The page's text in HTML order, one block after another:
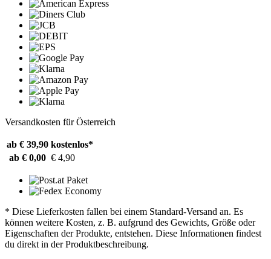
Versandkosten für Österreich
ab € 39,90 kostenlos*
ab € 0,00 € 4,90
* Diese Lieferkosten fallen bei einem Standard-Versand an. Es
können weitere Kosten, z. B. aufgrund des Gewichts, Größe oder
Eigenschaften der Produkte, entstehen. Diese Informationen findest
du direkt in der Produktbeschreibung.